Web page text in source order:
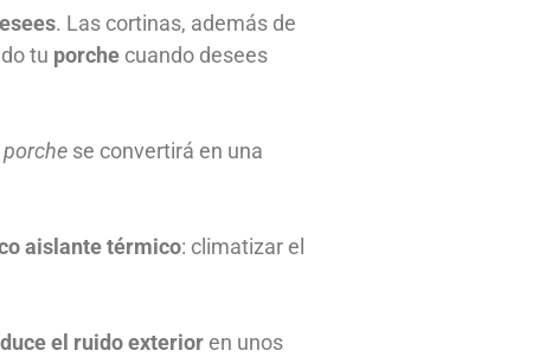
. Las cortinas, además de
tu porche cuando desees
porche se convertirá en una
aislante térmico: climatizar el
el ruido exterior en unos